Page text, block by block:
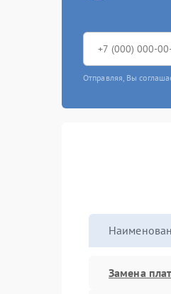
Отправляя, Вы
Замена